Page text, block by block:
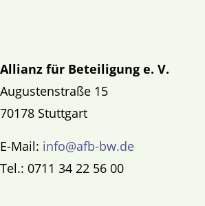
Allianz für Beteiligung e. V.
Augustenstraße 15
70178 Stuttgart
E-Mail: info@afb-bw.de
Tel.: 0711 34 22 56 00